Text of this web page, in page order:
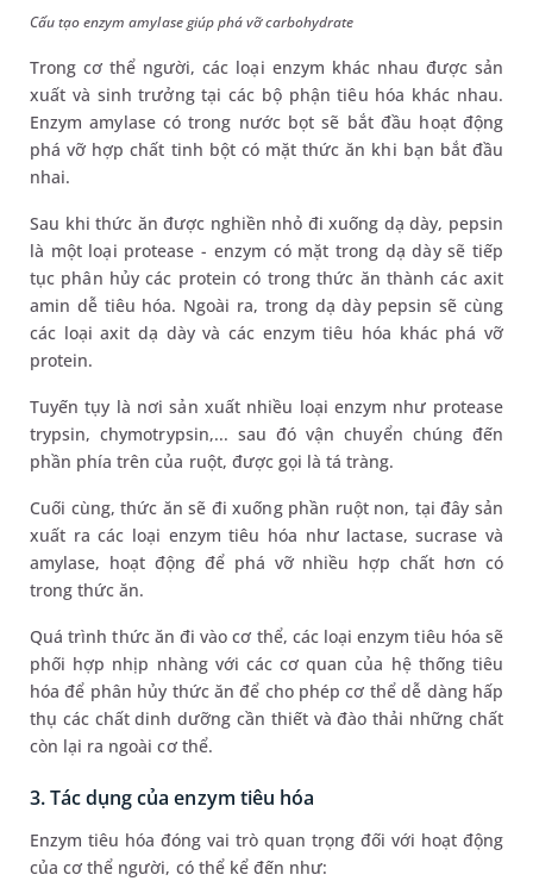
Cấu tạo enzym amylase giúp phá vỡ carbohydrate
Trong cơ thể người, các loại enzym khác nhau được sản
xuất và sinh trưởng tại các bộ phận tiêu hóa khác nhau.
Enzym amylase có trong nước bọt sẽ bắt đầu hoạt động
phá vỡ hợp chất tinh bột có mặt thức ăn khi bạn bắt đầu
nhai.
Sau khi thức ăn được nghiền nhỏ đi xuống dạ dày, pepsin
là một loại protease - enzym có mặt trong dạ dày sẽ tiếp
tục phân hủy các protein có trong thức ăn thành các axit
amin dễ tiêu hóa. Ngoài ra, trong dạ dày pepsin sẽ cùng
các loại axit dạ dày và các enzym tiêu hóa khác phá vỡ
protein.
Tuyến tụy là nơi sản xuất nhiều loại enzym như protease
trypsin, chymotrypsin,... sau đó vận chuyển chúng đến
phần phía trên của ruột, được gọi là tá tràng.
Cuối cùng, thức ăn sẽ đi xuống phần ruột non, tại đây sản
xuất ra các loại enzym tiêu hóa như lactase, sucrase và
amylase, hoạt động để phá vỡ nhiều hợp chất hơn có
trong thức ăn.
Quá trình thức ăn đi vào cơ thể, các loại enzym tiêu hóa sẽ
phối hợp nhịp nhàng với các cơ quan của hệ thống tiêu
hóa để phân hủy thức ăn để cho phép cơ thể dễ dàng hấp
thụ các chất dinh dưỡng cần thiết và đào thải những chất
còn lại ra ngoài cơ thể.
3. Tác dụng của enzym tiêu hóa
Enzym tiêu hóa đóng vai trò quan trọng đối với hoạt động
của cơ thể người, có thể kể đến như: